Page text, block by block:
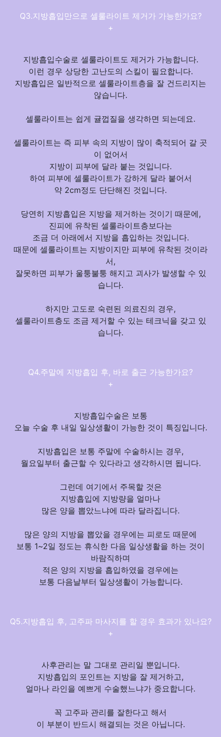
Q3.지방흡입만으로 셀룰라이트 제거가 가능한가요?
+
지방흡입수술로 셀룰라이트도 제거가 가능합니다.
이런 경우 상당한 고난도의 스킬이 필요합니다.
지방흡입은 일반적으로 셀룰라이트층을 잘 건드리지는
않습니다.
셀룰라이트는 쉽게 귤껍질을 생각하면 되는데요.
셀룰라이트는 즉 피부 속의 지방이 많이 축적되어 갈 곳
이 없어서
지방이 피부에 달라 붙는 것입니다.
하여 피부에 셀룰라이트가 강하게 달라 붙어서
약 2cm정도 단단해진 것입니다.
당연히 지방흡입은 지방을 제거하는 것이기 때문에,
진피에 유착된 셀룰라이트층보다는
조금 더 아래에서 지방을 흡입하는 것입니다.
때문에 셀룰라이트는 지방이지만 피부에 유착된 것이라
서,
잘못하면 피부가 울퉁불퉁 해지고 괴사가 발생할 수 있
습니다.
하지만 고도로 숙련된 의료진의 경우,
셀룰라이트층도 조금 제거할 수 있는 테크닉을 갖고 있
습니다.
Q4.주말에 지방흡입 후, 바로 출근 가능한가요?
+
지방흡입수술은 보통
오늘 수술 후 내일 일상생활이 가능한 것이 특징입니다.
지방흡입은 보통 주말에 수술하시는 경우,
월요일부터 출근할 수 있다라고 생각하시면 됩니다.
그런데 여기에서 주목할 것은
지방흡입에 지방량을 얼마나
많은 양을 뽑았느냐에 따라 달라집니다.
많은 양의 지방을 뽑았을 경우에는 피로도 때문에
보통 1~2일 정도는 휴식한 다음 일상생활을 하는 것이
바람직하며
적은 양의 지방을 흡입하였을 경우에는
보통 다음날부터 일상생활이 가능합니다.
Q5.지방흡입 후, 고주파 마사지를 할 경우 효과가 있나요?
+
사후관리는 말 그대로 관리일 뿐입니다.
지방흡입의 포인트는 지방을 잘 제거하고,
얼마나 라인을 예쁘게 수술했느냐가 중요합니다.
꼭 고주파 관리를 잘한다고 해서
이 부분이 반드시 해결되는 것은 아닙니다.